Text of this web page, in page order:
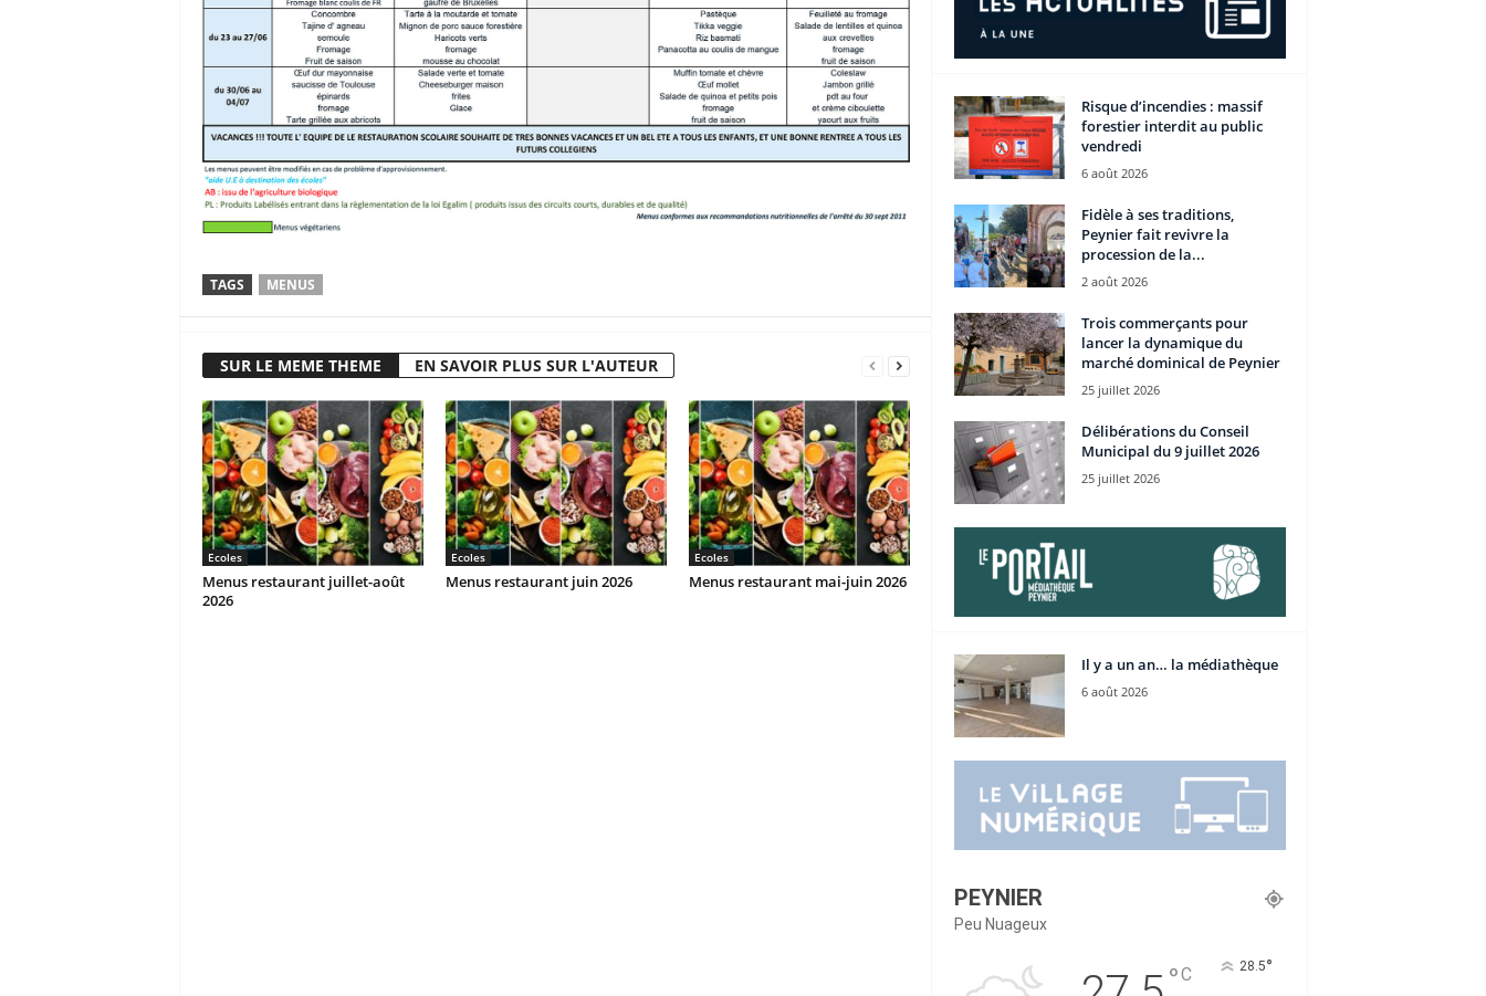
TAGS MENUS
SUR LE MEME THEME EN SAVOIR PLUS SUR L'AUTEUR
Ecoles
Menus restaurant juillet-août
2026
Ecoles
Menus restaurant juin 2026
Ecoles
Menus restaurant mai-juin 2026
Risque d’incendies : massif
forestier interdit au public
vendredi
6 août 2026
Fidèle à ses traditions,
Peynier fait revivre la
procession de la...
2 août 2026
Trois commerçants pour
lancer la dynamique du
marché dominical de Peynier
25 juillet 2026
Délibérations du Conseil
Municipal du 9 juillet 2026
25 juillet 2026
Il y a un an… la médiathèque
6 août 2026
PEYNIER
Peu Nuageux
°C 28.5°